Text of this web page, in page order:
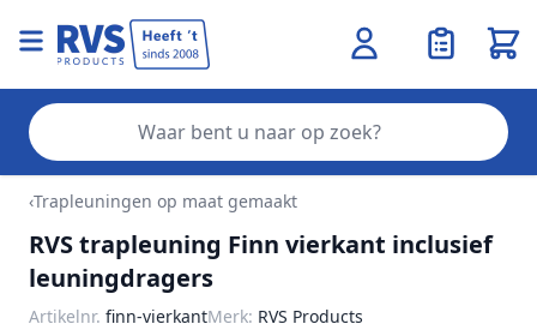
Ga naar de inhoud
‹Trapleuningen op maat gemaakt
RVS trapleuning Finn vierkant inclusief
leuningdragers
Artikelnr. finn-vierkantMerk: RVS Products